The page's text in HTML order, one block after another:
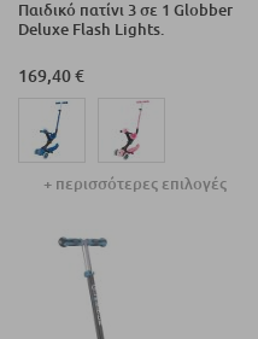
Παιδικό πατίνι 3 σε 1 Globber
Deluxe Flash Lights.
169,40 €
+ περισσότερες επιλογές